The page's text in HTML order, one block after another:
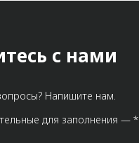
с нами
Напишите нам.
для заполнения — *